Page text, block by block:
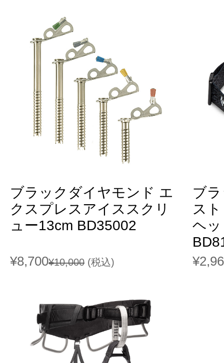
ブラックダイヤモンド エ
クスプレスアイススクリ
ュー13cm BD35002
¥8,700¥10,000 (税込)
ブ
ス
ヘ